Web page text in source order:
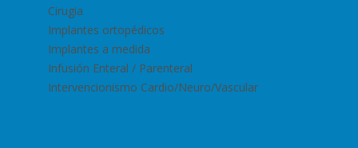
Cirugia
Implantes ortopédicos
Implantes a medida
Infusión Enteral / Parenteral
Intervencionismo Cardio/Neuro/Vascular